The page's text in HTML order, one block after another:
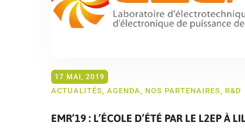
17 MAI, 2019
ACTUALITÉS AGENDA NOS PARTENAIRES R&D
EMR’19 : L’ÉCOLE D’ÉTÉ PAR LE L2EP À